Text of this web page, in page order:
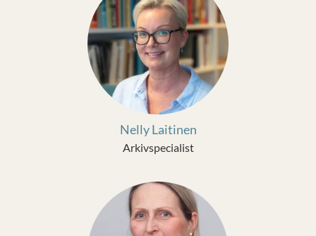
Nelly Laitinen
Arkivspecialist